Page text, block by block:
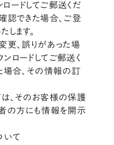
ードしてご郵送くだ
認できた場合、ご登
ます。
更、誤りがあった場
ロードしてご郵送く
場合、その情報の訂
、そのお客様の保護
の方にも情報を開示
いて